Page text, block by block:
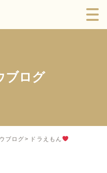
ブログ
ブログ ドラえもん